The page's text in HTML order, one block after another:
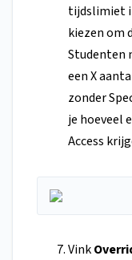
tijdslimiet
kiezen om
Studenten
een X
zonder
je hoeveel
Access
Vink